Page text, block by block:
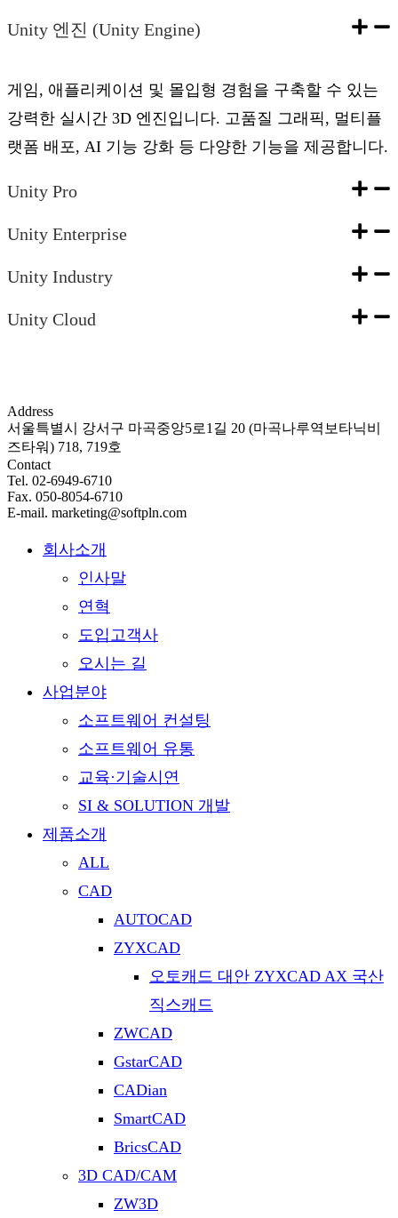
Unity 엔진 (Unity Engine)
게임, 애플리케이션 및 몰입형 경험을 구축할 수 있는
강력한 실시간 3D 엔진입니다. 고품질 그래픽, 멀티플
랫폼 배포, AI 기능 강화 등 다양한 기능을 제공합니다.
Unity Pro
Unity Enterprise
Unity Industry
Unity Cloud
Address
서울특별시 강서구 마곡중앙5로1길 20 (마곡나루역보타닉비
즈타워) 718, 719호
Contact
Tel. 02-6949-6710
Fax. 050-8054-6710
E-mail. marketing@softpln.com
회사소개
인사말
연혁
도입고객사
오시는 길
사업분야
소프트웨어 컨설팅
소프트웨어 유통
교육·기술시연
SI & SOLUTION 개발
제품소개
ALL
CAD
AUTOCAD
ZYXCAD
오토캐드 대안 ZYXCAD AX 국산
직스캐드
ZWCAD
GstarCAD
CADian
SmartCAD
BricsCAD
3D CAD/CAM
ZW3D